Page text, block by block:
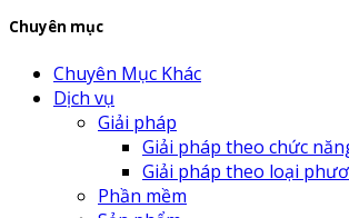
Chuyên mục
Chuyên Mục Khác
Dịch vụ
Giải pháp
Giải pháp theo chức
Giải pháp theo loại
Phần mềm